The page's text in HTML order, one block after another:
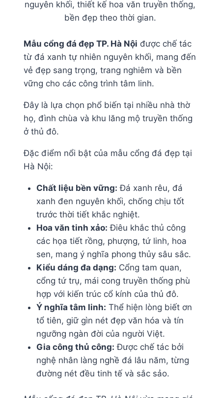
nguyên khối, thiết kế hoa văn truyền thống,
bền đẹp theo thời gian.
Mẫu cổng đá đẹp TP. Hà Nội được chế tác
từ đá xanh tự nhiên nguyên khối, mang đến
vẻ đẹp sang trọng, trang nghiêm và bền
vững cho các công trình tâm linh.
Đây là lựa chọn phổ biến tại nhiều nhà thờ
họ, đình chùa và khu lăng mộ truyền thống
ở thủ đô.
Đặc điểm nổi bật của mẫu cổng đá đẹp tại
Hà Nội:
Chất liệu bền vững: Đá xanh rêu, đá
xanh đen nguyên khối, chống chịu tốt
trước thời tiết khắc nghiệt.
Hoa văn tinh xảo: Điêu khắc thủ công
các họa tiết rồng, phượng, tứ linh, hoa
sen, mang ý nghĩa phong thủy sâu sắc.
Kiểu dáng đa dạng: Cổng tam quan,
cổng tứ trụ, mái cong truyền thống phù
hợp với kiến trúc cổ kính của thủ đô.
Ý nghĩa tâm linh: Thể hiện lòng biết ơn
tổ tiên, giữ gìn nét đẹp văn hóa và tín
ngưỡng ngàn đời của người Việt.
Gia công thủ công: Được chế tác bởi
nghệ nhân làng nghề đá lâu năm, từng
đường nét đều tinh tế và sắc sảo.